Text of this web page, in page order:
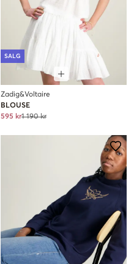
SALG
Zadig&Voltaire
BLOUSE
595 kr1 190 kr